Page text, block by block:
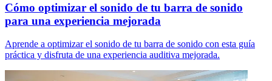
Cómo optimizar el sonido de tu barra de sonido
para una experiencia mejorada
Aprende a optimizar el sonido de tu barra de sonido con esta guía
práctica y disfruta de una experiencia auditiva mejorada.